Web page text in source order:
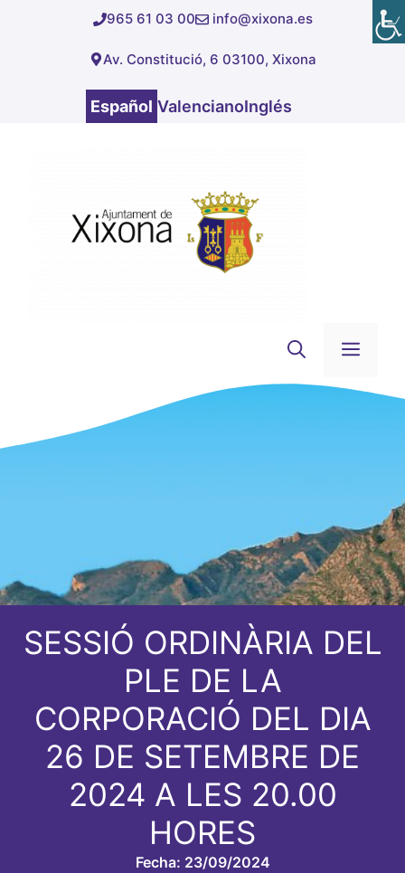
965 61 03 00 info@xixona.es
Av. Constitució, 6 03100, Xixona
Español ValencianoInglés
SESSIÓ ORDINÀRIA DEL
PLE DE LA
CORPORACIÓ DEL DIA
26 DE SETEMBRE DE
2024 A LES 20.00
HORES
Fecha: 23/09/2024